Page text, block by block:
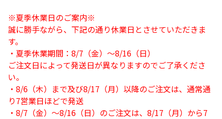
※夏季休業日のご案内※
誠に勝手ながら、下記の通り休業日とさせていただきま
す。
・夏季休業期間：8/7（金）～8/16（日）
ご注文日によって発送日が異なりますのでご了承くださ
い。
・8/6（木）まで及び8/17（月）以降のご注文は、通常通
り7営業日ほどで発送
・8/7（金）～8/16（日）のご注文は、8/17（月）から7